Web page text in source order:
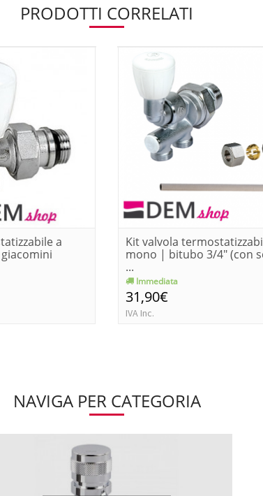
PRODOTTI CORRELATI
a
Kit valvola
mono | bitubo 3/4" (con
...
Immediata
31,90€
IVA Inc.
NAVIGA PER CATEGORIA